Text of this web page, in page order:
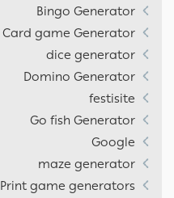
Bingo Generator
Card game Generator
dice generator
Domino Generator
festisite
Go fish Generator
Google
maze generator
Print game generators